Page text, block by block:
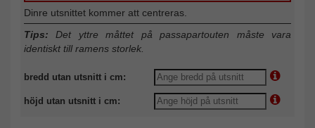
Dinre utsnittet kommer att centreras.
Tips: Det yttre måttet på passapartouten måste vara
identiskt till ramens storlek.
bredd utan utsnitt i cm:
höjd utan utsnitt i cm: